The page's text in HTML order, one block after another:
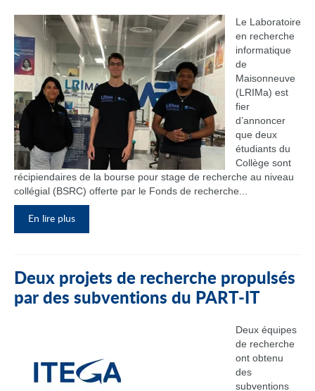
Le Laboratoire
en recherche
informatique
de
Maisonneuve
(LRIMa) est
fier
d’annoncer
que deux
étudiants du
Collège sont
récipiendaires de la bourse pour stage de recherche au niveau
collégial (BSRC) offerte par le Fonds de recherche...
En lire plus
Deux projets de recherche propulsés
par des subventions du PART‑IT
Deux équipes
de recherche
ont obtenu
des
subventions